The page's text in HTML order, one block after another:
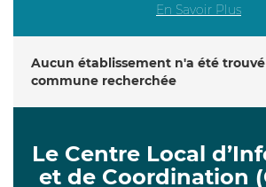
En Savoir Plus
Aucun établissement n'a été
commune recherchée
Le Centre Local
et de Coordination